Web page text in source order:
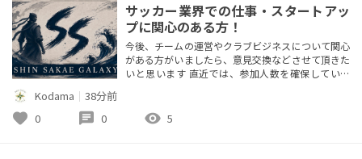
サッカー業界での仕事・スタートアッ
プに関心のある方！
今後、チームの運営やクラブビジネスについて関心
がある方がいましたら、意見交換などさせて頂きた
いと思います 直近では、参加人数を確保していく
しましたね 皆さん応援している選手やクラブはあ
りますか？ コメントなどでご連絡お待ちしていま
Kodama ｜ 38分前
favorite 0 chat 0 visibility 5